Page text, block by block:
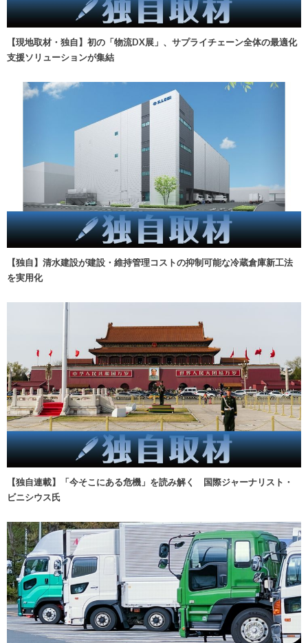
【現地取材・独自】初の「物流DX展」、サプライチェーン全体の最適化
支援ソリューションが集結
【独自】清水建設が建設・維持管理コストの抑制可能な冷蔵倉庫新工法
を実用化
【独自連載】「今そこにある危機」を読み解く 国際ジャーナリスト・
ビニシウス氏